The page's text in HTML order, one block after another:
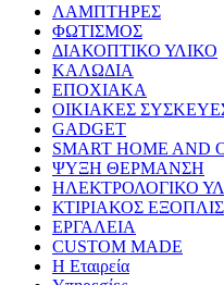
ΛΑΜΠΤΗΡΕΣ
ΦΩΤΙΣΜΟΣ
ΔΙΑΚΟΠΤΙΚΟ ΥΛΙΚΟ
ΚΑΛΩΔΙΑ
ΕΠΟΧΙΑΚΑ
ΟΙΚΙΑΚΕΣ
GADGET
SMART HOME AND
ΨΥΞΗ ΘΕΡΜΑΝΣΗ
ΗΛΕΚΤΡΟΛΟΓΙΚΟ
ΚΤΙΡΙΑΚΟΣ
ΕΡΓΑΛΕΙΑ
CUSTOM MADE
Η Εταιρεία